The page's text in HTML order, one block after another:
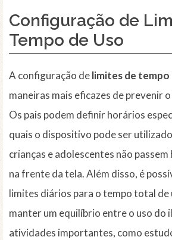
Configuração de
Tempo de Uso
A configuração delimites de tempo
maneiras mais eficazes de prevenir
Os pais podem definir horários
quais o dispositivo pode ser
crianças e adolescentes não
na frente da tela. Além disso, é
limites diários para o tempo total de
manter um equilíbrio entre o uso do
atividades importantes, como